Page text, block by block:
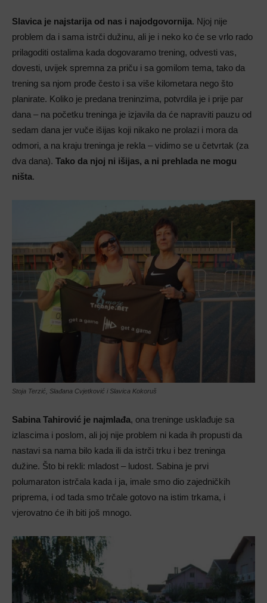
Slavica je najstarija od nas i najodgovornija. Njoj nije
problem da i sama istrči dužinu, ali je i neko ko će se vrlo rado
prilagoditi ostalima kada dogovaramo trening, odvesti vas,
dovesti, uvijek spremna za priču i sa gomilom tema, tako da
trening sa njom prođe često i sa više kilometara nego što
planirate. Koliko je predana treninzima, potvrdila je i prije par
dana – na početku treninga je izjavila da će napraviti pauzu od
sedam dana jer vuče išijas koji nikako ne prolazi i mora da
odmori, a na kraju treninga je rekla – vidimo se u četvrtak (za
dva dana). Tako da njoj ni išijas, a ni prehlada ne mogu
ništa.
Stoja Terzić, Slađana Cvjetković i Slavica Kokoruš
Sabina Tahirović je najmlađa, ona treninge usklađuje sa
izlascima i poslom, ali joj nije problem ni kada ih propusti da
nastavi sa nama bilo kada ili da istrči trku i bez treninga
dužine. Što bi rekli: mladost – ludost. Sabina je prvi
polumaraton istrčala kada i ja, imale smo dio zajedničkih
priprema, i od tada smo trčale gotovo na istim trkama, i
vjerovatno će ih biti još mnogo.